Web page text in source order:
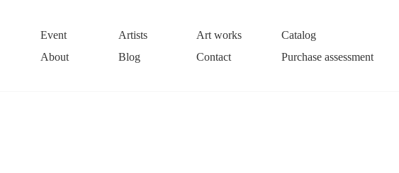
Event Artists Art works
Catalog
About Blog Contact Purchase assessment